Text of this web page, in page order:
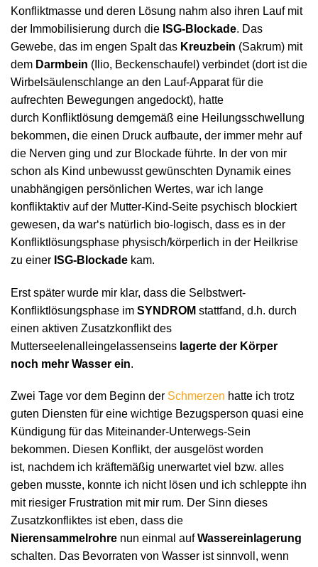
Konfliktmasse und deren Lösung nahm also ihren Lauf mit
der Immobilisierung durch die ISG-Blockade. Das
Gewebe, das im engen Spalt das Kreuzbein (Sakrum) mit
dem Darmbein (Ilio, Beckenschaufel) verbindet (dort ist die
Wirbelsäulenschlange an den Lauf-Apparat für die
aufrechten Bewegungen angedockt), hatte
durch Konfliktlösung demgemäß eine Heilungsschwellung
bekommen, die einen Druck aufbaute, der immer mehr auf
die Nerven ging und zur Blockade führte. In der von mir
schon als Kind unbewusst gewünschten Dynamik eines
unabhängigen persönlichen Wertes, war ich lange
konfliktaktiv auf der Mutter-Kind-Seite psychisch blockiert
gewesen, da war‘s natürlich bio-logisch, dass es in der
Konfliktlösungsphase physisch/körperlich in der Heilkrise
zu einer ISG-Blockade kam.
Erst später wurde mir klar, dass die Selbstwert-
Konfliktlösungsphase im SYNDROM stattfand, d.h. durch
einen aktiven Zusatzkonflikt des
Mutterseelenalleingelassenseins lagerte der Körper
noch mehr Wasser ein.
Zwei Tage vor dem Beginn der Schmerzen hatte ich trotz
guten Diensten für eine wichtige Bezugsperson quasi eine
Kündigung für das Miteinander-Unterwegs-Sein
bekommen. Diesen Konflikt, der ausgelöst worden
ist, nachdem ich kräftemäßig unerwartet viel bzw. alles
geben musste, konnte ich nicht lösen und ich schleppte ihn
mit riesiger Frustration mit mir rum. Der Sinn dieses
Zusatzkonfliktes ist eben, dass die
Nierensammelrohre nun einmal aufWassereinlagerung
schalten. Das Bevorraten von Wasser ist sinnvoll, wenn